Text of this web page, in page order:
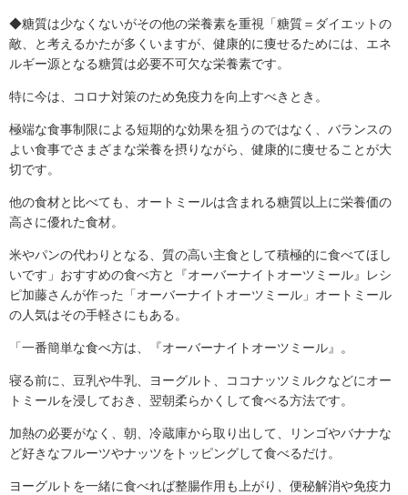
◆糖質は少なくないがその他の栄養素を重視「糖質＝ダイエットの
敵、と考えるかたが多くいますが、健康的に痩せるためには、エネ
ルギー源となる糖質は必要不可欠な栄養素です。
特に今は、コロナ対策のため免疫力を向上すべきとき。
極端な食事制限による短期的な効果を狙うのではなく、バランスの
よい食事でさまざまな栄養を摂りながら、健康的に痩せることが大
切です。
他の食材と比べても、オートミールは含まれる糖質以上に栄養価の
高さに優れた食材。
米やパンの代わりとなる、質の高い主食として積極的に食べてほし
いです」おすすめの食べ方と『オーバーナイトオーツミール』レシ
ピ加藤さんが作った「オーバーナイトオーツミール」オートミール
の人気はその手軽さにもある。
「一番簡単な食べ方は、『オーバーナイトオーツミール』。
寝る前に、豆乳や牛乳、ヨーグルト、ココナッツミルクなどにオー
トミールを浸しておき、翌朝柔らかくして食べる方法です。
加熱の必要がなく、朝、冷蔵庫から取り出して、リンゴやバナナな
ど好きなフルーツやナッツをトッピングして食べるだけ。
ヨーグルトを一緒に食べれば整腸作用も上がり、便秘解消や免疫力